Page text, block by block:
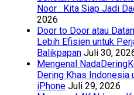
Noor : Kita Siap Jadi
2026
Door to Door atau
Lebih Efisien untuk
Balikpapan Juli 30,
Mengenal
Dering Khas Indonesia
iPhone Juli 29, 2026